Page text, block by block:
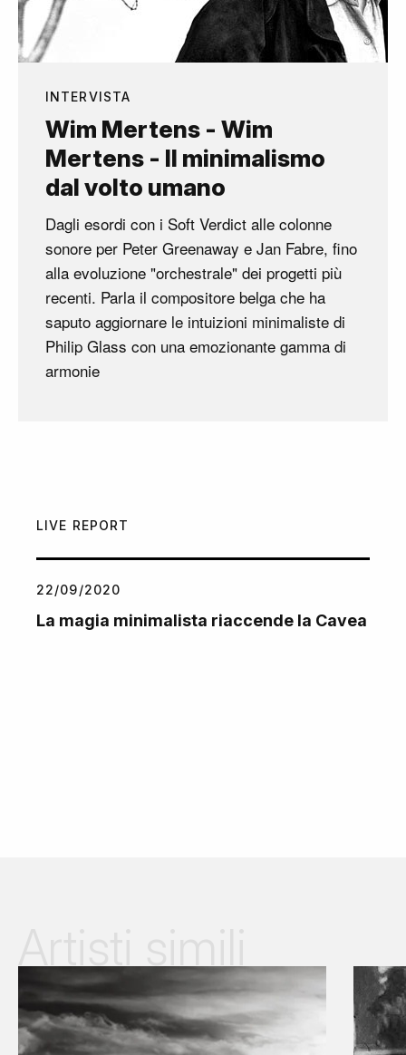
INTERVISTA
Wim Mertens - Wim
Mertens - Il minimalismo
dal volto umano
Dagli esordi con i Soft Verdict alle colonne
sonore per Peter Greenaway e Jan Fabre, fino
alla evoluzione "orchestrale" dei progetti più
recenti. Parla il compositore belga che ha
saputo aggiornare le intuizioni minimaliste di
Philip Glass con una emozionante gamma di
armonie
LIVE REPORT
22/09/2020
La magia minimalista riaccende la Cavea